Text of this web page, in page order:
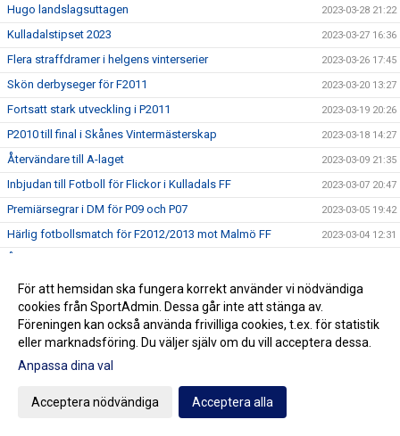
Hugo landslagsuttagen 2023-03-28 21:22
Kulladalstipset 2023 2023-03-27 16:36
Flera straffdramer i helgens vinterserier 2023-03-26 17:45
Skön derbyseger för F2011 2023-03-20 13:27
Fortsatt stark utveckling i P2011 2023-03-19 20:26
P2010 till final i Skånes Vintermästerskap 2023-03-18 14:27
Återvändare till A-laget 2023-03-09 21:35
Inbjudan till Fotboll för Flickor i Kulladals FF 2023-03-07 20:47
Premiärsegrar i DM för P09 och P07 2023-03-05 19:42
Härlig fotbollsmatch för F2012/2013 mot Malmö FF 2023-03-04 12:31
Inbjudan till Kulladals FF:s Fotbollsskola 2023 2023-02-19 19:58
Spelglädje och kämpaglöd i F2014/2015 i Viffecupen 2023-02-06 21:30
Nermin och Hugo uttagna till Svenska Fotbollsförbundets
Regionala läger
2023-02-03 13:47
Meriterat nyförvärv till A-laget
A-laget söker lagledare
För att hemsidan ska fungera korrekt använder vi nödvändiga
cookies från SportAdmin. Dessa går inte att stänga av.
Föreningen kan också använda frivilliga cookies, t.ex. för statistik
eller marknadsföring. Du väljer själv om du vill acceptera dessa.
Anpassa dina val
Acceptera nödvändiga Acceptera alla